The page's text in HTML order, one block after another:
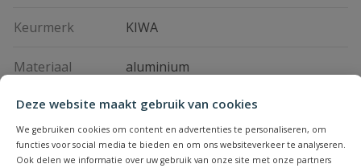
Deze website maakt gebruik van cookies
We gebruiken cookies om content en advertenties te personaliseren, om
functies voor social media te bieden en om ons websiteverkeer te analyseren.
Ook delen we informatie over uw gebruik van onze site met onze partners
Keurmerk KIWA
Materiaal aluminium
Merknaam Tece
Serie TECElogo